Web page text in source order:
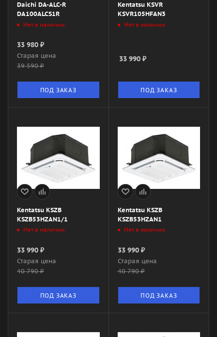
Daichi DA-ALC-R
DA100ALCS1R
Нет в наличии
33 980 ₽
Старая цена
39 590₽
ПОД ЗАКАЗ
Kentatsu KSVR
KSVR105HFAN3
Нет в наличии
33 990₽
ПОД ЗАКАЗ
Kentatsu KSZB
KSZB53HZAN1/1
Нет в наличии
33 990 ₽
Старая цена
40 790₽
ПОД ЗАКАЗ
Kentatsu KSZB
KSZB53HZAN1
Нет в наличии
33 990₽
Старая цена
40 790₽
ПОД ЗАКАЗ